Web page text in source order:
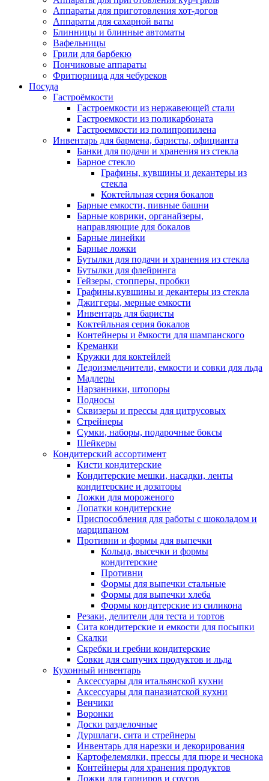
Аппараты для приготовления хот-догов
Аппараты для сахарной ваты
Блинницы и блинные автоматы
Вафельницы
Грили для барбекю
Пончиковые аппараты
Фритюрница для чебуреков
Посуда
Гастроёмкости
Гастроемкости из нержавеющей стали
Гастроемкости из поликарбоната
Гастроемкости из полипропилена
Инвентарь для бармена, баристы, официанта
Банки для подачи и хранения из стекла
Барное стекло
Графины, кувшины и декантеры из
стекла
Коктейльная серия бокалов
Барные емкости, пивные башни
Барные коврики, органайзеры,
направляющие для бокалов
Барные линейки
Барные ложки
Бутылки для подачи и хранения из стекла
Бутылки для флейринга
Гейзеры, стопперы, пробки
Графины,кувшины и декантеры из стекла
Джиггеры, мерные емкости
Инвентарь для баристы
Коктейльная серия бокалов
Контейнеры и ёмкости для шампанского
Креманки
Кружки для коктейлей
Ледоизмельчители, емкости и совки для льда
Мадлеры
Нарзанники, штопоры
Подносы
Сквизеры и прессы для цитрусовых
Стрейнеры
Сумки, наборы, подарочные боксы
Шейкеры
Кондитерский ассортимент
Кисти кондитерские
Кондитерские мешки, насадки, ленты
кондитерские и дозаторы
Ложки для мороженого
Лопатки кондитерские
Приспособления для работы с шоколадом и
марципаном
Противни и формы для выпечки
Кольца, высечки и формы
кондитерские
Противни
Формы для выпечки стальные
Формы для выпечки хлеба
Формы кондитерские из силикона
Резаки, делители для теста и тортов
Сита кондитерские и емкости для посыпки
Скалки
Скребки и гребни кондитерские
Совки для сыпучих продуктов и льда
Кухонный инвентарь
Аксессуары для итальянской кухни
Аксессуары для паназиатской кухни
Венчики
Воронки
Доски разделочные
Дуршлаги, сита и стрейнеры
Инвентарь для нарезки и декорирования
Картофелемялки, прессы для пюре и чеснока
Контейнеры для хранения продуктов
Ложки для гарниров и соусов